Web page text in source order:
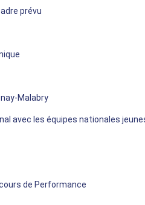
prévu
Malabry
avec les équipes nationales
de Performance